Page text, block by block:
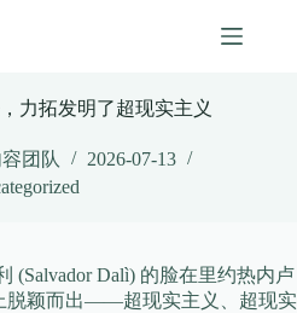
力拓发明了超现实主义
团队
2026-07-13
(Salvador Dalì) 的脸在里约热内卢
脱颖而出——超现实主义、超现实